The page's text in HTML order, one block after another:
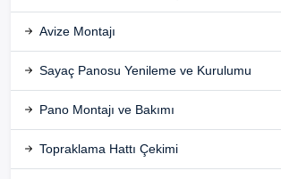
Avize Montajı
Sayaç Panosu Yenileme ve Kurulumu
Pano Montajı ve Bakımı
Topraklama Hattı Çekimi